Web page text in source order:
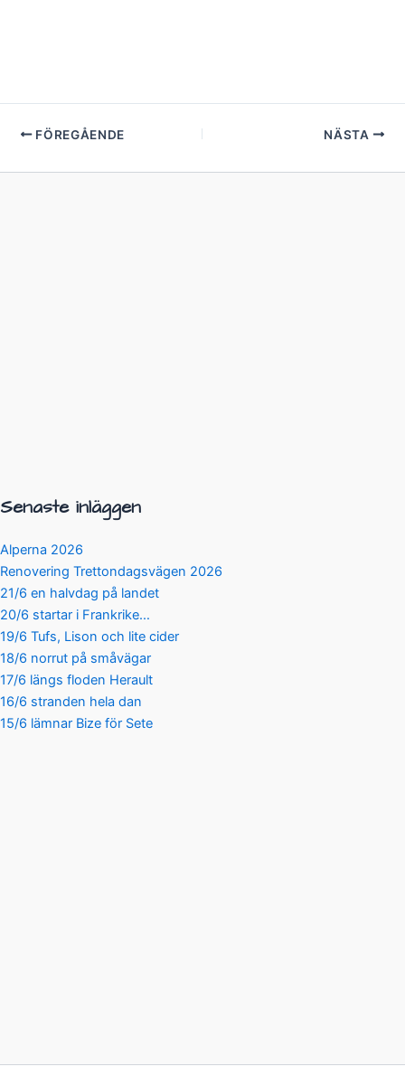
FÖREGÅENDE NÄSTA
Senaste inläggen
Alperna 2026
Renovering Trettondagsvägen 2026
21/6 en halvdag på landet
20/6 startar i Frankrike…
19/6 Tufs, Lison och lite cider
18/6 norrut på småvägar
17/6 längs floden Herault
16/6 stranden hela dan
15/6 lämnar Bize för Sete